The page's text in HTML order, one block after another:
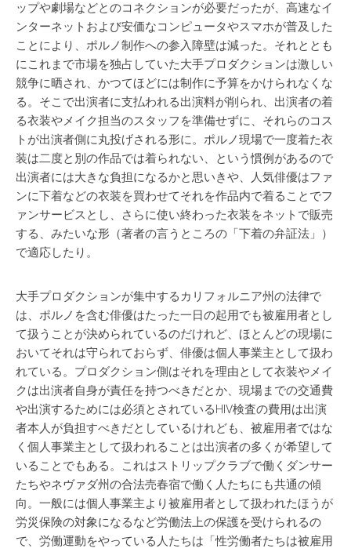
ップや劇場などとのコネクションが必要だったが、高速なイ
ンターネットおよび安価なコンピュータやスマホが普及した
ことにより、ポルノ制作への参入障壁は減った。それととも
にこれまで市場を独占していた大手プロダクションは激しい
競争に晒され、かつてほどには制作に予算をかけられなくな
る。そこで出演者に支払われる出演料が削られ、出演者の着
る衣装やメイク担当のスタッフを準備せずに、それらのコス
トが出演者側に丸投げされる形に。ポルノ現場で一度着た衣
装は二度と別の作品では着られない、という慣例があるので
出演者には大きな負担になるかと思いきや、人気俳優はファ
ンに下着などの衣装を買わせてそれを作品内で着ることでフ
ァンサービスとし、さらに使い終わった衣装をネットで販売
する、みたいな形（著者の言うところの「下着の弁証法」）
で適応したり。
大手プロダクションが集中するカリフォルニア州の法律で
は、ポルノを含む俳優はたった一日の起用でも被雇用者とし
て扱うことが決められているのだけれど、ほとんどの現場に
おいてそれは守られておらず、俳優は個人事業主として扱わ
れている。プロダクション側はそれを理由として衣装やメイ
クは出演者自身が責任を持つべきだとか、現場までの交通費
や出演するためには必須とされているHIV検査の費用は出演
者本人が負担すべきだとしているけれども、被雇用者ではな
く個人事業主として扱われることは出演者の多くが希望して
いることでもある。これはストリップクラブで働くダンサー
たちやネヴァダ州の合法売春宿で働く人たちにも共通の傾
向。一般には個人事業主より被雇用者として扱われたほうが
労災保険の対象になるなど労働法上の保護を受けられるの
で、労働運動をやっている人たちは「性労働者たちは被雇用